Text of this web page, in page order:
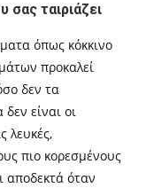
σας ταιριάζει
όπως κόκκινο
προκαλεί
δεν τα
είναι οι
λευκές,
πιο κορεσμένους
αποδεκτά όταν